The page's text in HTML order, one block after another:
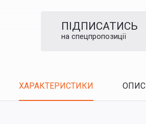
ПІДПИСАТИСЬ
на спецпропозиції
Tabs
ХАРАКТЕРИСТИКИ ОПИС